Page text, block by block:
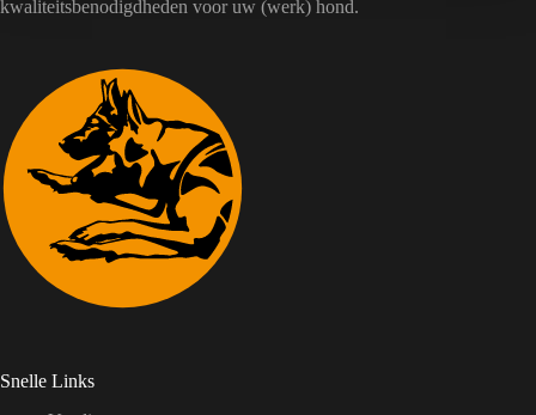
kwaliteitsbenodigdheden voor uw (werk) hond.
Snelle Links